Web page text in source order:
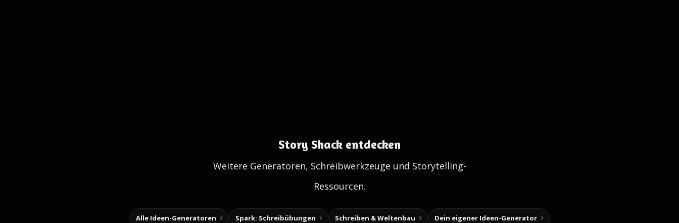
Story Shack entdecken
Weitere Generatoren, Schreibwerkzeuge und Storytelling-
Ressourcen.
Alle Ideen-Generatoren Spark: Schreibübungen Schreiben & Weltenbau Dein eigener Ideen-Generator